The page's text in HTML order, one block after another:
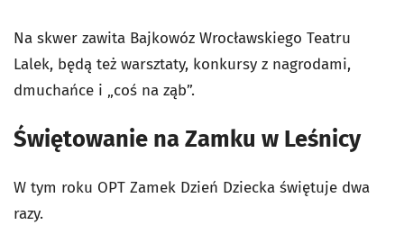
Na skwer zawita Bajkowóz Wrocławskiego Teatru
Lalek, będą też warsztaty, konkursy z nagrodami,
dmuchańce i „coś na ząb”.
Świętowanie na Zamku w Leśnicy
W tym roku OPT Zamek Dzień Dziecka świętuje dwa
razy.